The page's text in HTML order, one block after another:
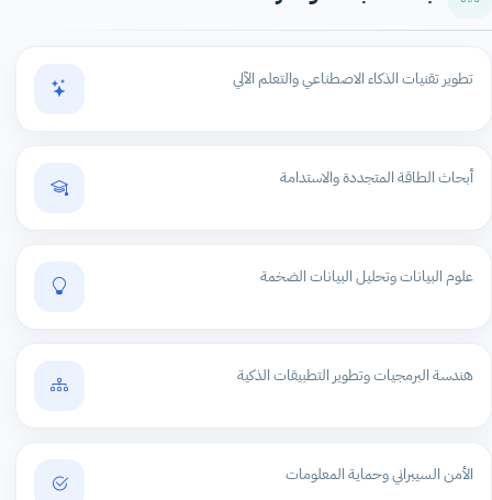
تطوير تقنيات الذكاء الاصطناعي والتعلم الآلي
أبحاث الطاقة المتجددة والاستدامة
علوم البيانات وتحليل البيانات الضخمة
هندسة البرمجيات وتطوير التطبيقات الذكية
الأمن السيبراني وحماية المعلومات